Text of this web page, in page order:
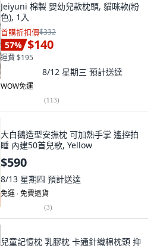
Jeiyuni 棉製 嬰幼兒款枕頭, 貓咪款(粉
色), 1入
首購折扣價$332
57% $140
運費 $195
8/12 星期三 預計送達
WOW免運
(113)
大白鵝造型安撫枕 可加熱手掌 遙控拍
睡 內建50首兒歌, Yellow
$590
8/13 星期四 預計送達
免運 ∙ 免費退貨
(3)
兒童記憶枕 乳膠枕 卡通針織棉枕頭 抑